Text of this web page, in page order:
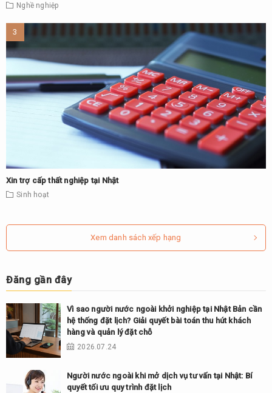
Nghề nghiệp
Xin trợ cấp thất nghiệp tại Nhật
Sinh hoạt
Xem danh sách xếp hạng
Đăng gần đây
Vì sao người nước ngoài khởi nghiệp tại Nhật Bản cần
hệ thống đặt lịch? Giải quyết bài toán thu hút khách
hàng và quản lý đặt chỗ
2026.07.24
Người nước ngoài khi mở dịch vụ tư vấn tại Nhật: Bí
quyết tối ưu quy trình đặt lịch